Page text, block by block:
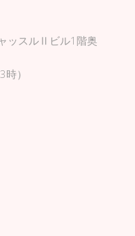
ッスルⅡビル1階奥
）